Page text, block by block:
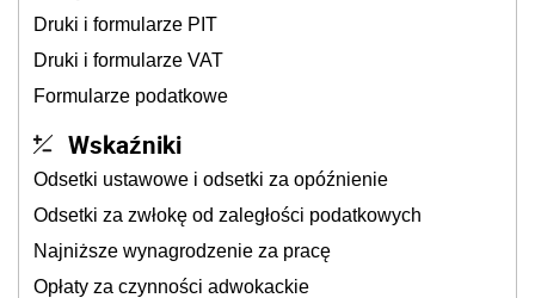
Druki i formularze PIT
Druki i formularze VAT
Formularze podatkowe
Wskaźniki
Odsetki ustawowe i odsetki za opóźnienie
Odsetki za zwłokę od zaległości podatkowych
Najniższe wynagrodzenie za pracę
Opłaty za czynności adwokackie